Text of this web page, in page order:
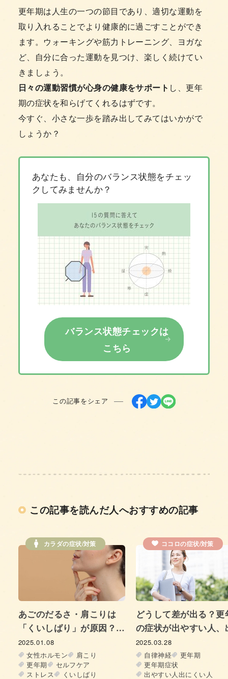
更年期は人生の一つの節目であり、適切な運動を
取り入れることでより健康的に過ごすことができ
ます。ウォーキングや筋力トレーニング、ヨガな
ど、自分に合った運動を見つけ、楽しく続けてい
きましょう。
日々の運動習慣が心身の健康をサポート し、更年
期の症状を和らげてくれるはずです。
今すぐ、小さな一歩を踏み出してみてはいかがで
しょうか？
あなたも、自分のバランス状態をチェッ
クしてみませんか？
バランス状態チェックは
こちら
この記事をシェア
この記事を読んだ人へおすすめの記事
ココロの症状/対策
どうして差が出る？更年期
の症状が出やすい人、出に
くい人の違いに迫る！
2025.03.28
自律神経
更年期
更年期症状
出やすい人出にくい人
カラダの症状/対策
更年期のエストロゲ
で高血圧になる？原
圧との付き合い方
2024.01.12
湿
熱 イライラ
つら
高血圧